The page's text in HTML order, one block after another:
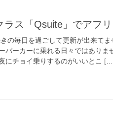
ス「Qsuite」でアフリ
の毎日を過ごして更新が出来て
パーカーに乗れる日々ではありま
にチョイ乗りするのがいいとこ